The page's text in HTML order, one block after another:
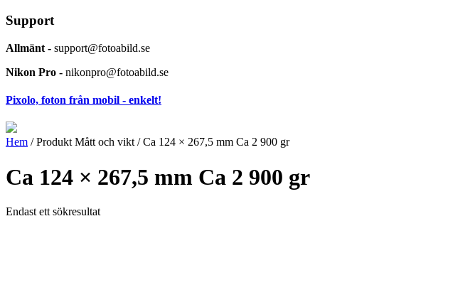
Support
Allmänt - support@fotoabild.se
Nikon Pro - nikonpro@fotoabild.se
Pixolo, foton från mobil - enkelt!
Hem / Produkt Mått och vikt / Ca 124 × 267,5 mm Ca 2 900 gr
Ca 124 × 267,5 mm Ca 2 900 gr
Endast ett sökresultat